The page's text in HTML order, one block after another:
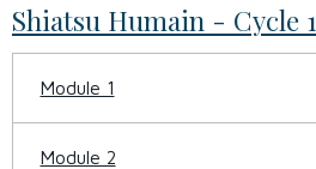
Shiatsu Humain - Cycle 1
Module 1
Module 2